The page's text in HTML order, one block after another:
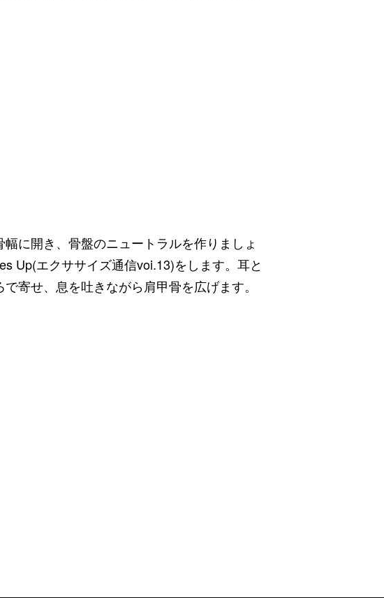
に開き、骨盤のニュートラルを作りましょ
Up(エクササイズ通信voi.13)をします。耳と
寄せ、息を吐きながら肩甲骨を広げます。